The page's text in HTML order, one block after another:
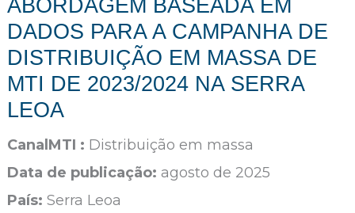
ABORDAGEM BASEADA EM
DADOS PARA A CAMPANHA DE
DISTRIBUIÇÃO EM MASSA DE
MTI DE 2023/2024 NA SERRA
LEOA
CanalMTI : Distribuição em massa
Data de publicação: agosto de 2025
País: Serra Leoa